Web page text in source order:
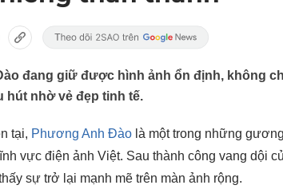
đang giữ được hình ảnh ổn định, không
hút nhờ vẻ đẹp tinh tế.
tại, Phương Anh Đào là một trong những
vực điện ảnh Việt. Sau thành công vang dội
sự trở lại mạnh mẽ trên màn ảnh rộng.